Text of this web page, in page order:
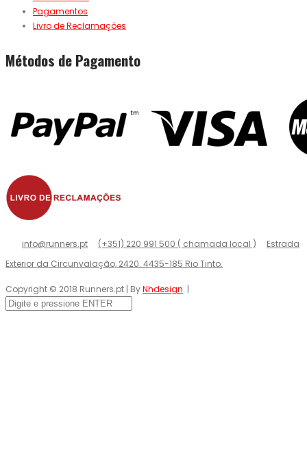
Pagamentos
Livro de Reclamações
Métodos de Pagamento
info@runners.pt (+351) 220 991 500 ( chamada local )
Estrada
Exterior da Circunvalação, 2420. 4435-185 Rio Tinto.
Copyright © 2018 Runners.pt | ByNhdesign. |